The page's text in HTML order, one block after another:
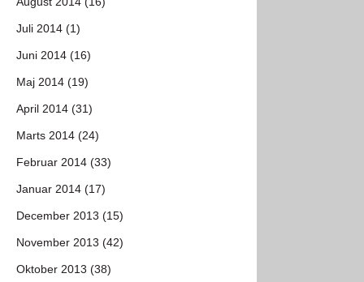
Juli 2014 (1)
Juni 2014 (16)
Maj 2014 (19)
April 2014 (31)
Marts 2014 (24)
Februar 2014 (33)
Januar 2014 (17)
December 2013 (15)
November 2013 (42)
Oktober 2013 (38)